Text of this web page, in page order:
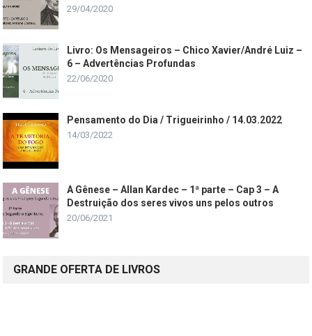
29/04/2020
Livro: Os Mensageiros – Chico Xavier/André Luiz –
6 – Advertências Profundas
22/06/2020
Pensamento do Dia / Trigueirinho / 14.03.2022
14/03/2022
A Gênese – Allan Kardec – 1ª parte – Cap 3 – A
Destruição dos seres vivos uns pelos outros
20/06/2021
GRANDE OFERTA DE LIVROS